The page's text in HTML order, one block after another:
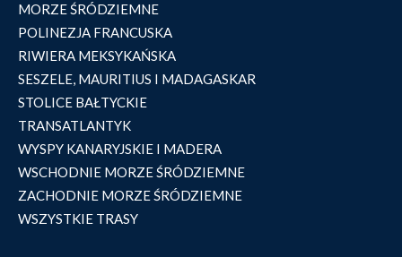
MORZE ŚRÓDZIEMNE
POLINEZJA FRANCUSKA
RIWIERA MEKSYKAŃSKA
SESZELE, MAURITIUS I MADAGASKAR
STOLICE BAŁTYCKIE
TRANSATLANTYK
WYSPY KANARYJSKIE I MADERA
WSCHODNIE MORZE ŚRÓDZIEMNE
ZACHODNIE MORZE ŚRÓDZIEMNE
WSZYSTKIE TRASY